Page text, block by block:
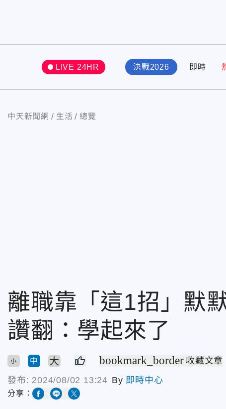
LIVE 24HR 決戰2026 即時
中天新聞網 生活 總覽
離職靠「這1招」默
讚翻：學起來了
小 中 大 bookmark_border 收藏文章
發布: 2024/08/02 13:24 By 即時中心
分享：